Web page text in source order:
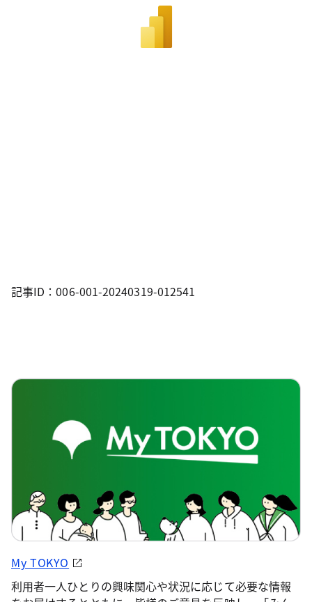
記事ID：006-001-20240319-012541
My TOKYO
利用者一人ひとりの興味関心や状況に応じて必要な情報